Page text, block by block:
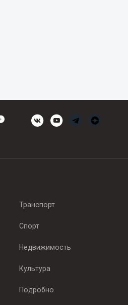
Транспорт
Спорт
Недвижимость
Культура
Подробно